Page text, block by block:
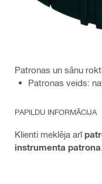
Patronas un sānu
Patronas veids:
PAPILDU INFORMĀCIJA
Klienti meklēja arī
instrumenta patrona